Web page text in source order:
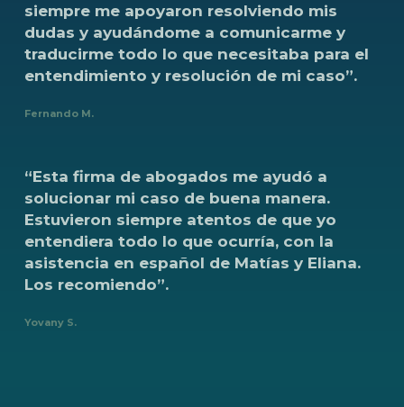
siempre me apoyaron resolviendo mis
dudas y ayudándome a comunicarme y
traducirme todo lo que necesitaba para el
entendimiento y resolución de mi caso”.
Fernando M.
“Esta firma de abogados me ayudó a
solucionar mi caso de buena manera.
Estuvieron siempre atentos de que yo
entendiera todo lo que ocurría, con la
asistencia en español de Matías y Eliana.
Los recomiendo”.
Yovany S.